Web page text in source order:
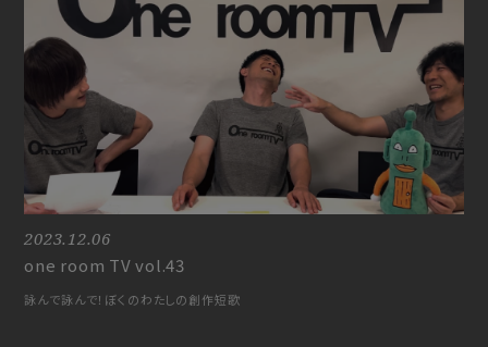
Join Log in
fc news
blog
movie&radio
room #783
lyrics search
2023.12.06
one room TV vol.43
詠んで詠んで！ぼくのわたしの創作短歌